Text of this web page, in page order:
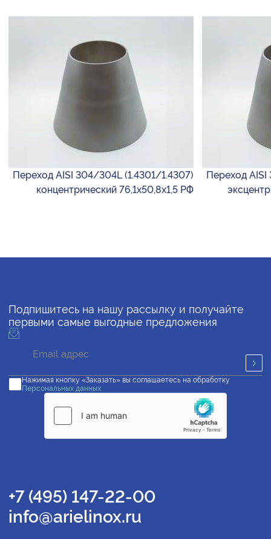
Переход AISI 304/304L (1.4301/1.4307)
концентрический 76,1х50,8х1,5 РФ
Переход
Подпишитесь на нашу рассылку и получайте
первыми самые выгодные предложения
Нажимая кнопку «Заказать» вы соглашаетесь на обработку
Персональных данных
+7 (495) 147-22-00
info@arielinox.ru